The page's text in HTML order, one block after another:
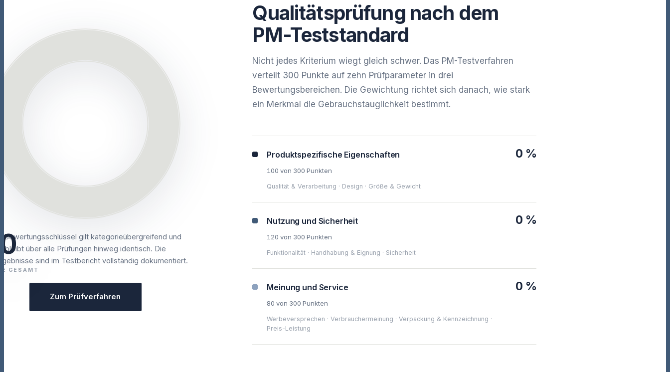
0
GESAMT
Bewertungsschlüssel gilt kategorieübergreifend und
bleibt über alle Prüfungen hinweg identisch. Die
sind im Testbericht vollständig dokumentiert.
Zum Prüfverfahren
Qualitätsprüfung nach dem
PM-Teststandard
Nicht jedes Kriterium wiegt gleich schwer. Das PM-Testverfahren
verteilt 300 Punkte auf zehn Prüfparameter in drei
Bewertungsbereichen. Die Gewichtung richtet sich danach, wie stark
ein Merkmal die Gebrauchstauglichkeit bestimmt.
Produktspezifische Eigenschaften
100 von 300 Punkten
Qualität & Verarbeitung · Design · Größe & Gewicht
0 %
Nutzung und Sicherheit
120 von 300 Punkten
Funktionalität · Handhabung & Eignung · Sicherheit
0 %
Meinung und Service
80 von 300 Punkten
Werbeversprechen · Verbrauchermeinung · Verpackung & Kennzeichnung ·
Preis-Leistung
0 %